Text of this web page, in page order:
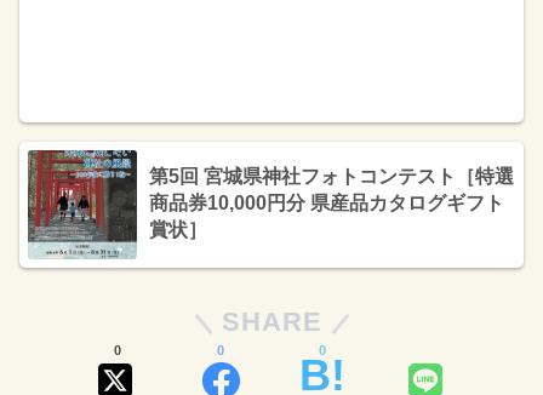
第5回 宮城県神社フォトコンテスト［特選
商品券10,000円分 県産品カタログギフト
賞状］
SHARE
0 0 0